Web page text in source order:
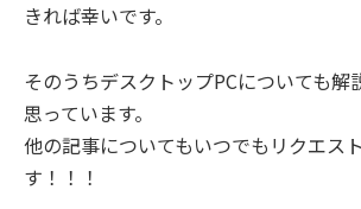
きれば幸いです。
そのうちデスクトップPCについても解
思っています。
他の記事についてもいつでもリクエス
す！！！